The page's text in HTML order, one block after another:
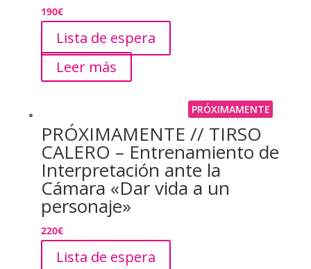
190€
Lista de espera
Leer más
PRÓXIMAMENTE
PRÓXIMAMENTE // TIRSO
CALERO – Entrenamiento de
Interpretación ante la
Cámara «Dar vida a un
personaje»
220€
Lista de espera